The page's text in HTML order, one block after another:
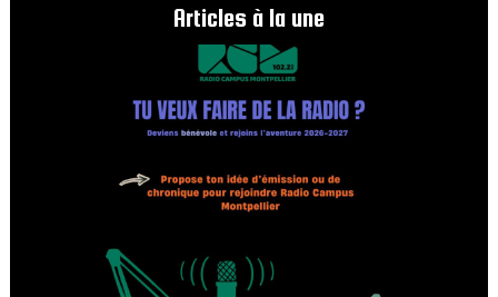
Articles à la une